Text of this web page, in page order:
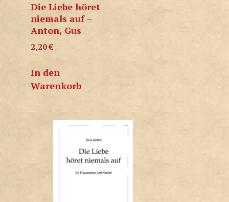
Die Liebe höret
niemals auf –
Anton, Gus
2,20€
In den
Warenkorb